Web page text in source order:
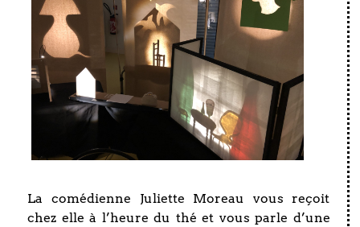
La comédienne Juliette Moreau vous reçoit
chez elle à l’heure du thé et vous parle d’une